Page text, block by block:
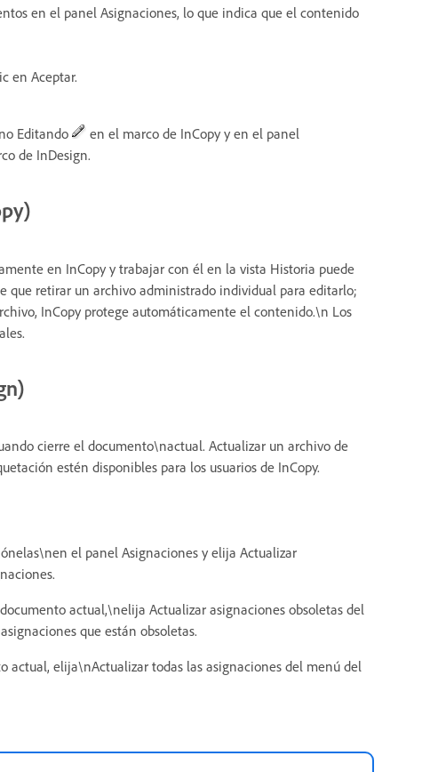
en el panel Asignaciones, lo que indica que el contenido
en Aceptar.
Editando
en el marco de InCopy y en el panel
de InDesign.
en InCopy y trabajar con él en la vista Historia puede
que retirar un archivo administrado individual para editarlo;
InCopy protege automáticamente el contenido.\n Los
cierre el documento\nactual. Actualizar un archivo de
estén disponibles para los usuarios de InCopy.
el panel Asignaciones y elija Actualizar
actual,\nelija Actualizar asignaciones obsoletas del
que están obsoletas.
actual, elija\nActualizar todas las asignaciones del menú del